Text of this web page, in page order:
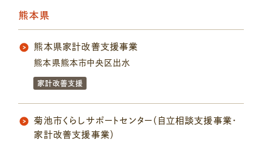
熊本県
熊本県家計改善支援事業
熊本県熊本市中央区出水
家計改善支援
菊池市くらしサポートセンター（自立相談支援事業・
家計改善支援事業）